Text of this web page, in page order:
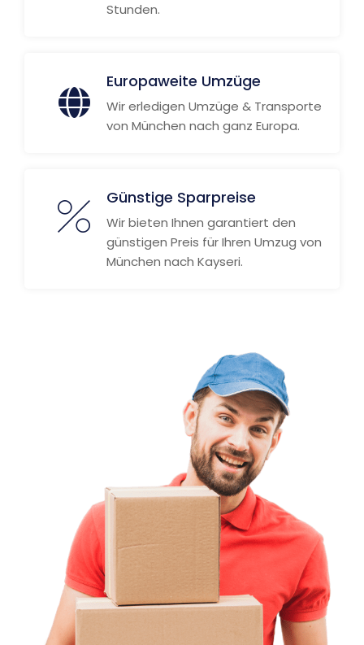
Stunden.
Europaweite Umzüge
Wir erledigen Umzüge & Transporte
von München nach ganz Europa.
Günstige Sparpreise
Wir bieten Ihnen garantiert den
günstigen Preis für Ihren Umzug von
München nach Kayseri.